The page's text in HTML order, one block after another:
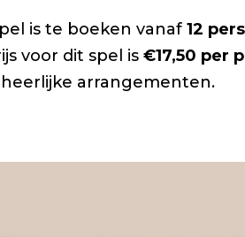
is te boeken vanaf 12
voor dit spel is €17,50 per
arrangementen.